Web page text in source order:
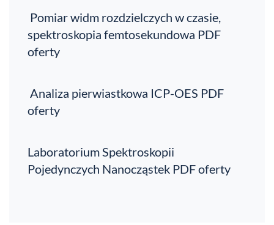
Pomiar widm rozdzielczych w czasie,
spektroskopia femtosekundowa PDF
oferty
Analiza pierwiastkowa ICP-OES PDF
oferty
Laboratorium Spektroskopii
Pojedynczych Nanocząstek PDF oferty